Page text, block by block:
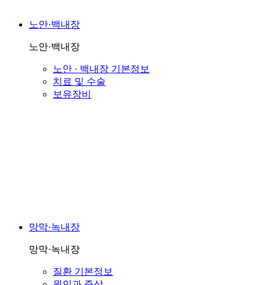
노안·백내장
노안·백내장
노안 · 백내장 기본정보
치료 및 수술
보유장비
망막·녹내장
망막·녹내장
질환 기본정보